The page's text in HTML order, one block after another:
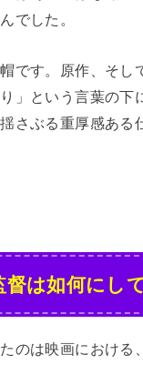
でした。
です。原作、そ
」という言葉の
さぶる重厚感あ
督は如何にし
のは映画におけ